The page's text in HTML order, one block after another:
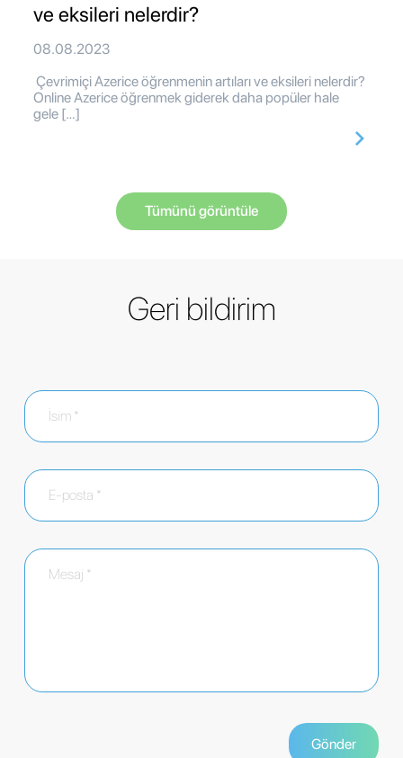
ve eksileri nelerdir?
08.08.2023
Çevrimiçi Azerice öğrenmenin artıları ve eksileri nelerdir?
Online Azerice öğrenmek giderek daha popüler hale
gele […]
Tümünü görüntüle
Geri bildirim